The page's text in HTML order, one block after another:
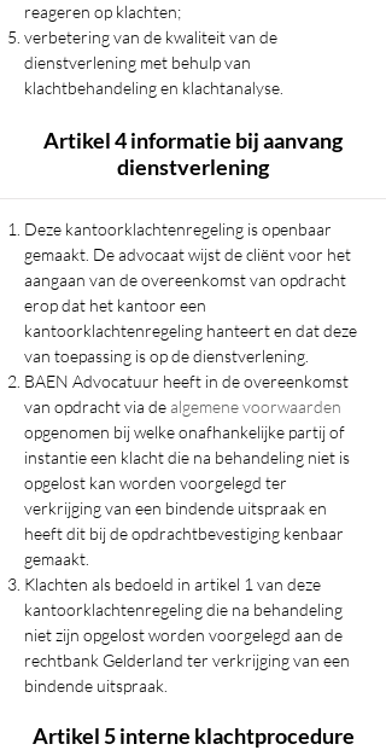
reageren op klachten;
verbetering van de kwaliteit van de
dienstverlening met behulp van
klachtbehandeling en klachtanalyse.
Artikel 4 informatie bij aanvang
dienstverlening
Deze kantoorklachtenregeling is openbaar
gemaakt. De advocaat wijst de cliënt voor het
aangaan van de overeenkomst van opdracht
erop dat het kantoor een
kantoorklachtenregeling hanteert en dat deze
van toepassing is op de dienstverlening.
BAEN Advocatuur heeft in de overeenkomst
van opdracht via dealgemene voorwaarden
opgenomen bij welke onafhankelijke partij of
instantie een klacht die na behandeling niet is
opgelost kan worden voorgelegd ter
verkrijging van een bindende uitspraak en
heeft dit bij de opdrachtbevestiging kenbaar
gemaakt.
Klachten als bedoeld in artikel 1 van deze
kantoorklachtenregeling die na behandeling
niet zijn opgelost worden voorgelegd aan de
rechtbank Gelderland ter verkrijging van een
bindende uitspraak.
Artikel 5 interne klachtprocedure